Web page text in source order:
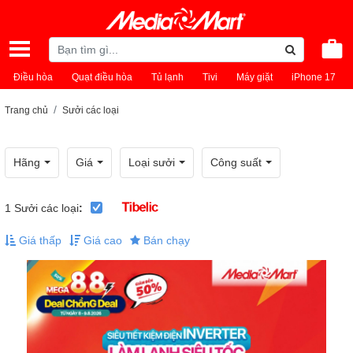
Điều hòa Quạt điều hòa Tủ lạnh Tivi Máy giặt iPhone 17
Trang chủ Sưởi các loại
Hãng Giá Loại sưởi Công suất
1 Sưởi các loại:
Giá thấp Giá cao Bán chạy